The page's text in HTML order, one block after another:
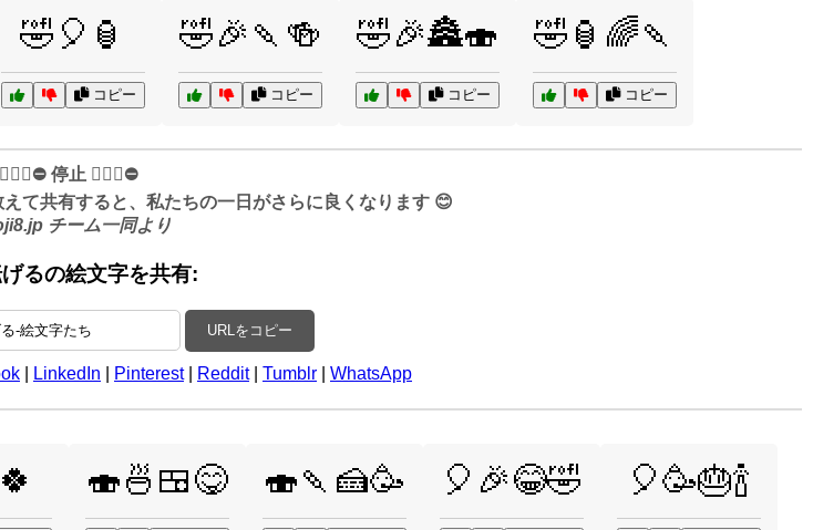
🤣🎈🏮
コピー
🤣🎉🍡🍻
コピー
🤣🎉🏯🍣
コピー
🤣🏮🌈🍡
コピー
✋🏻🛑⛔️ 停止 ✋🏻🛑⛔️
て共有すると、私たちの一日がさらに良くなります 😊
チーム一同より
るの絵文字を共有:
URLをコピー
LinkedIn Pinterest| Reddit| Tumblr WhatsApp
🍣🍜🍱😋 🍣🍡🍰🥳 🎈🎉😂🤣 🎈🥳🎂🍾